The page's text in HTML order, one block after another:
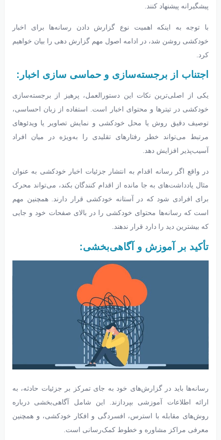
پیشگیرانه پیشنهاد کنند.
با توجه به اینکه اهمیت نوع گزارش دادن رسانه‌ها برای اخبار
خودکشی روشن شد، در ادامه اصول مهم گزارش دهی را بیان خواهیم
کرد.
اجتناب از برجسته‌سازی و حماسی سازی اخبار:
یکی از اصلی‌ترین نکات این دستورالعمل، پرهیز از برجسته‌سازی
خودکشی در تیترها و محتوای اخبار است. استفاده از زبان احساسی،
توصیف دقیق روش یا محل خودکشی و نمایش تصاویر یا ویدئوهای
مرتبط می‌تواند خطر رفتارهای تقلیدی را به‌ویژه در میان افراد
آسیب‌پذیر افزایش دهد.
در واقع اگر رسانه اقدام به انتشار جزئیات اخبار خودکشی به عنوان
مثال یادداشت‌های به جا مانده از اقدام کنندگان بکند، می‌تواند محرک
برای افرادی شود که در آستانه خودکشی قرار دارند. همچنین مهم
است که رسانه‌ها محتوای خودکشی را در بالای صفحات خود و جایی
که بیشترین دید را دارد قرار ندهند.
تأکید بر آموزش و آگاهی‌بخشی:
رسانه‌ها باید در گزارش‌های خود به جای تمرکز بر جزئیات حادثه، به
ارائه اطلاعات آموزشی بپردازند. این شامل آگاهی‌بخشی درباره
روش‌های مقابله با استرس، افسردگی و افکار خودکشی، و همچنین
معرفی مراکز مشاوره و خطوط کمک‌رسانی است.